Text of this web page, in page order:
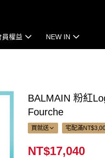
員權益 NEW IN
BALMAIN 粉紅
Fourche
買就送 宅配滿
NT$17,040